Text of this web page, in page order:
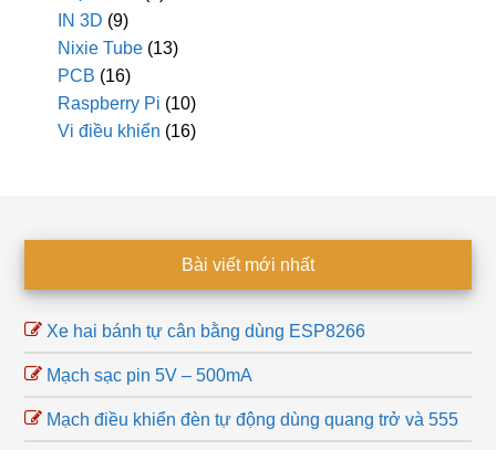
IN 3D (9)
Nixie Tube (13)
PCB (16)
Raspberry Pi (10)
Vi điều khiển (16)
Bài viết mới nhất
Xe hai bánh tự cân bằng dùng ESP8266
Mạch sạc pin 5V – 500mA
Mạch điều khiển đèn tự động dùng quang trở và 555